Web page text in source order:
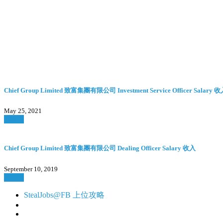
Chief Group Limited 致富集團有限公司 Investment Service Officer Salary 收
May 25, 2021
Chief Group Limited 致富集團有限公司 Dealing Officer Salary 收入
September 10, 2019
StealJobs@FB 上位攻略